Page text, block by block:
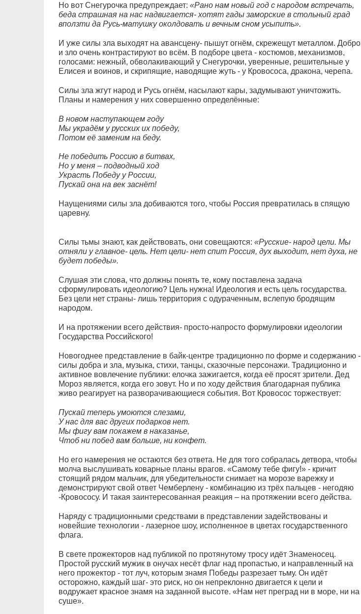
Но вот Снегурочка предупреждает: «Рано нам новый год с народом встречать,
беда страшная на нас надвигается- хотят гады заморские в стольный град
вползти да Русь-матушку околдовать и вечным сном усыпить».
И уже силы зла выходят на авансцену- пышут огнём, скрежещут металлом. Добро
и зло очень контрастируют во всём. В подборе цвета - костюмов, механизмов,
голосами: нежный, обволакивающий у Снегурочки, уверенные, решительные у
Елисея и воинов, и скрипящие, наводящие жуть - у Кровососа, дракона, черепа.
Силы зла жгут народ и Русь огнём, насылают кары, задумывают уничтожить.
Планы и намерения у них совершенно определённые:
В новом наступающем году
Мы украдём у русских их победу,
Потом её заменим на беду.
Не победить Россию в битвах,
Но у меня – подводный ход
Украсть Победу у России,
Пускай она на век заснёт!
Наущениями силы зла добиваются того, чтобы Россия превратилась в спящую
царевну.
Силы тьмы знают, как действовать, они совещаются: «Русские- народ цели. Мы
отняли у главное- цель. Нет цели- нет спит Россия, дух выходит, нет духа, не
будет победы».
Слушая эти слова, что должны понять те, кому поставлена задача
сформулировать идеологию? Цель нужна! Идеология и есть цель государства.
Без цели нет страны- лишь территория с одураченным, вслепую бродящим
народом.
И на протяжении всего действия- просто-напросто формулировки идеологии
Государства Российского!
Новогоднее представление в байк-центре традиционно по форме и содержанию -
силы добра и зла, музыка, стихи, танцы, сказочные персонажи. Традиционно и
активное вовлечение публики: елочка зажигается, когда её просят зрители. Дед
Мороз является, когда его зовут. Но и по ходу действия благодарная публика
живо реагирует на разворачивающиеся события. Вот Кровосос торжествует:
Пускай теперь умоются слезами,
У нас для вас других подарков нет.
Мы фигу вам покажем в наказанье,
Чтоб ни побед вам больше, ни конфет.
Но его намерения не остаются без ответа. Не для того собралась детвора, чтобы
молча выслушивать коварные планы врагов. «Самому тебе фигу!» - кричит
стоящий рядом мальчик, для убедительности снимает на морозе варежку и
демонстрируют свой ответ Чемберлену - комбинацию из трёх пальцев - негодяю
-Кровососу. И такая заинтересованная реакция – на протяжении всего действа.
Наряду с традиционными средствами в представлении задействованы и
новейшие технологии - лазерное шоу, исполненное в цветах государственного
флага.
В свете прожекторов над публикой по протянутому тросу идёт Знаменосец.
Простой русский мужик в онучах несёт флаг над пропастью, и направленный на
него прожектор - тот луч, которым знамя Победы разрезает тьму. Он идёт
осторожно, каждый шаг- это риск, но он непреклонно двигается к цели и
водружает красное знамя на заданной высоте. «Нам нет преград ни в море, ни на
суше».